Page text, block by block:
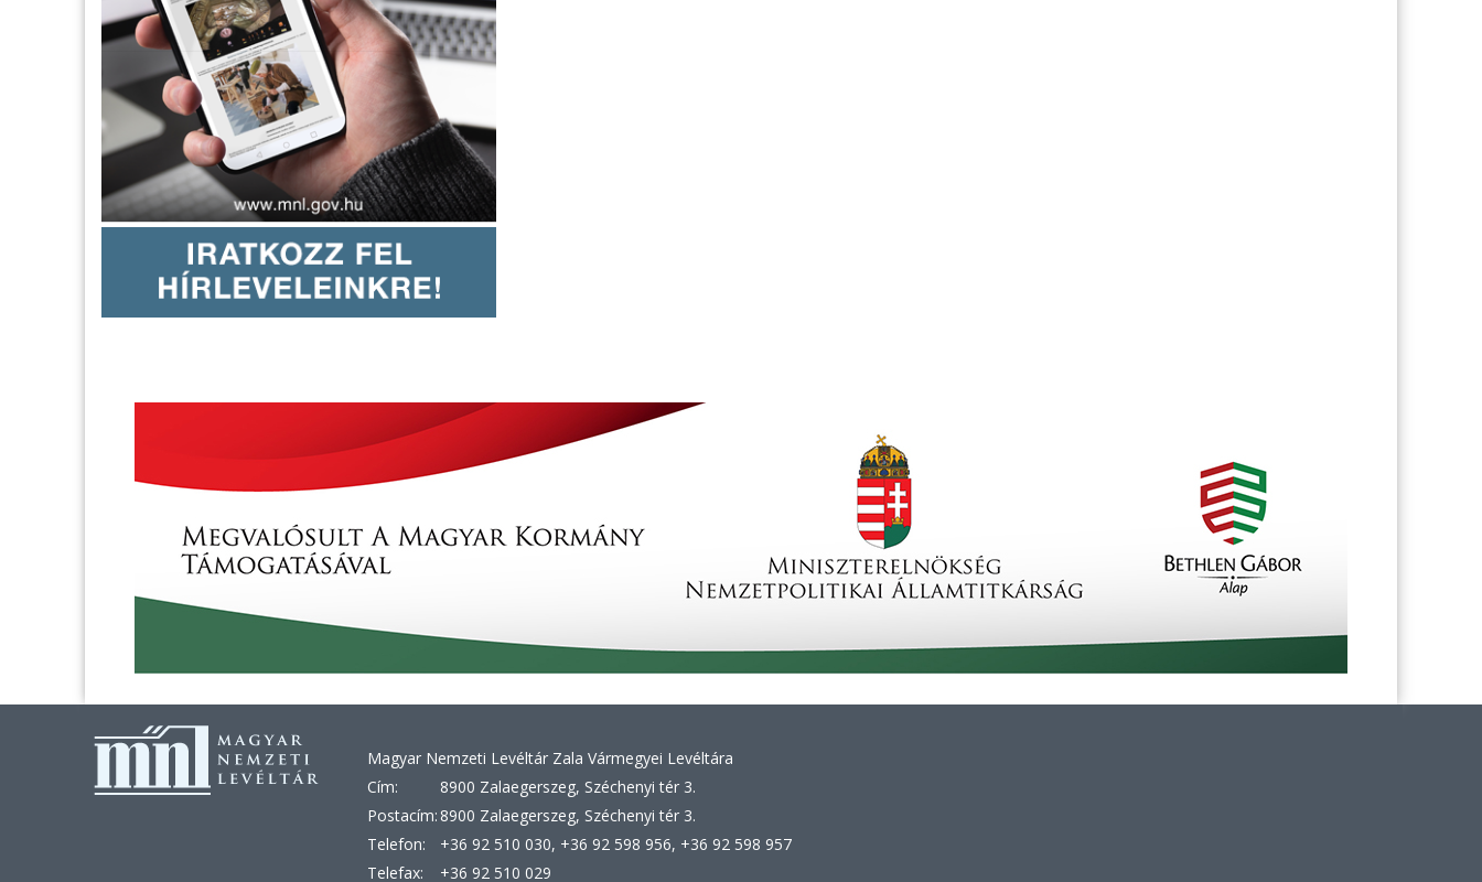
Magyar Nemzeti Levéltár Zala Vármegyei Levéltára
Cím:
8900 Zalaegerszeg, Széchenyi tér 3.
Postacím: 8900 Zalaegerszeg, Széchenyi tér 3.
Telefon:
+36 92 510 030, +36 92 598 956, +36 92 598 957
Telefax:
+36 92 510 029